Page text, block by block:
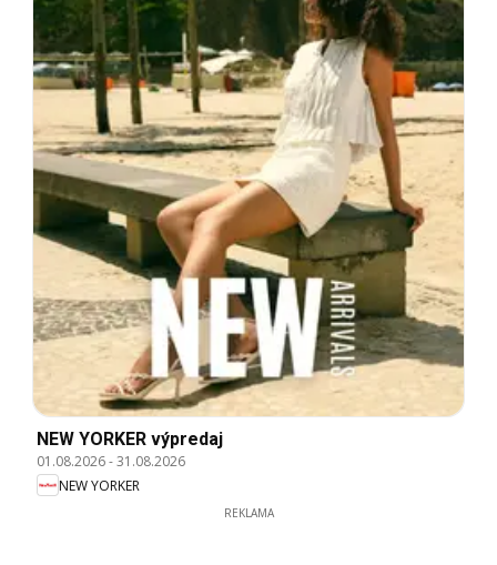
NEW YORKER výpredaj
01.08.2026-31.08.2026
NEW YORKER
REKLAMA